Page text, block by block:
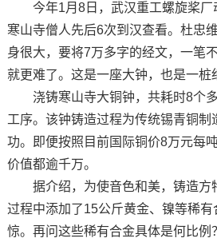
今年1月8日，武汉重工螺旋桨厂
寒山寺僧人先后6次到汉查看。杜忠
身很大，要将7万多字的经文，一笔
就更难了。这是一座大钟，也是一桩
浇铸寒山寺大铜钟，共耗时8个多
工序。该钟铸造过程为传统锡青铜制
功。即便按照目前国际铜价8万元每
价值都逾千万。
据介绍，为使音色和美，铸造方
过程中添加了15公斤黄金、镍等稀
惊。再问这些稀有合金具体是何比例